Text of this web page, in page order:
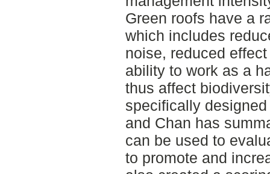
Green roofs have a
which includes
noise, reduced
ability to work as a
thus affect
specifically
and Chan has
can be used to
to promote and